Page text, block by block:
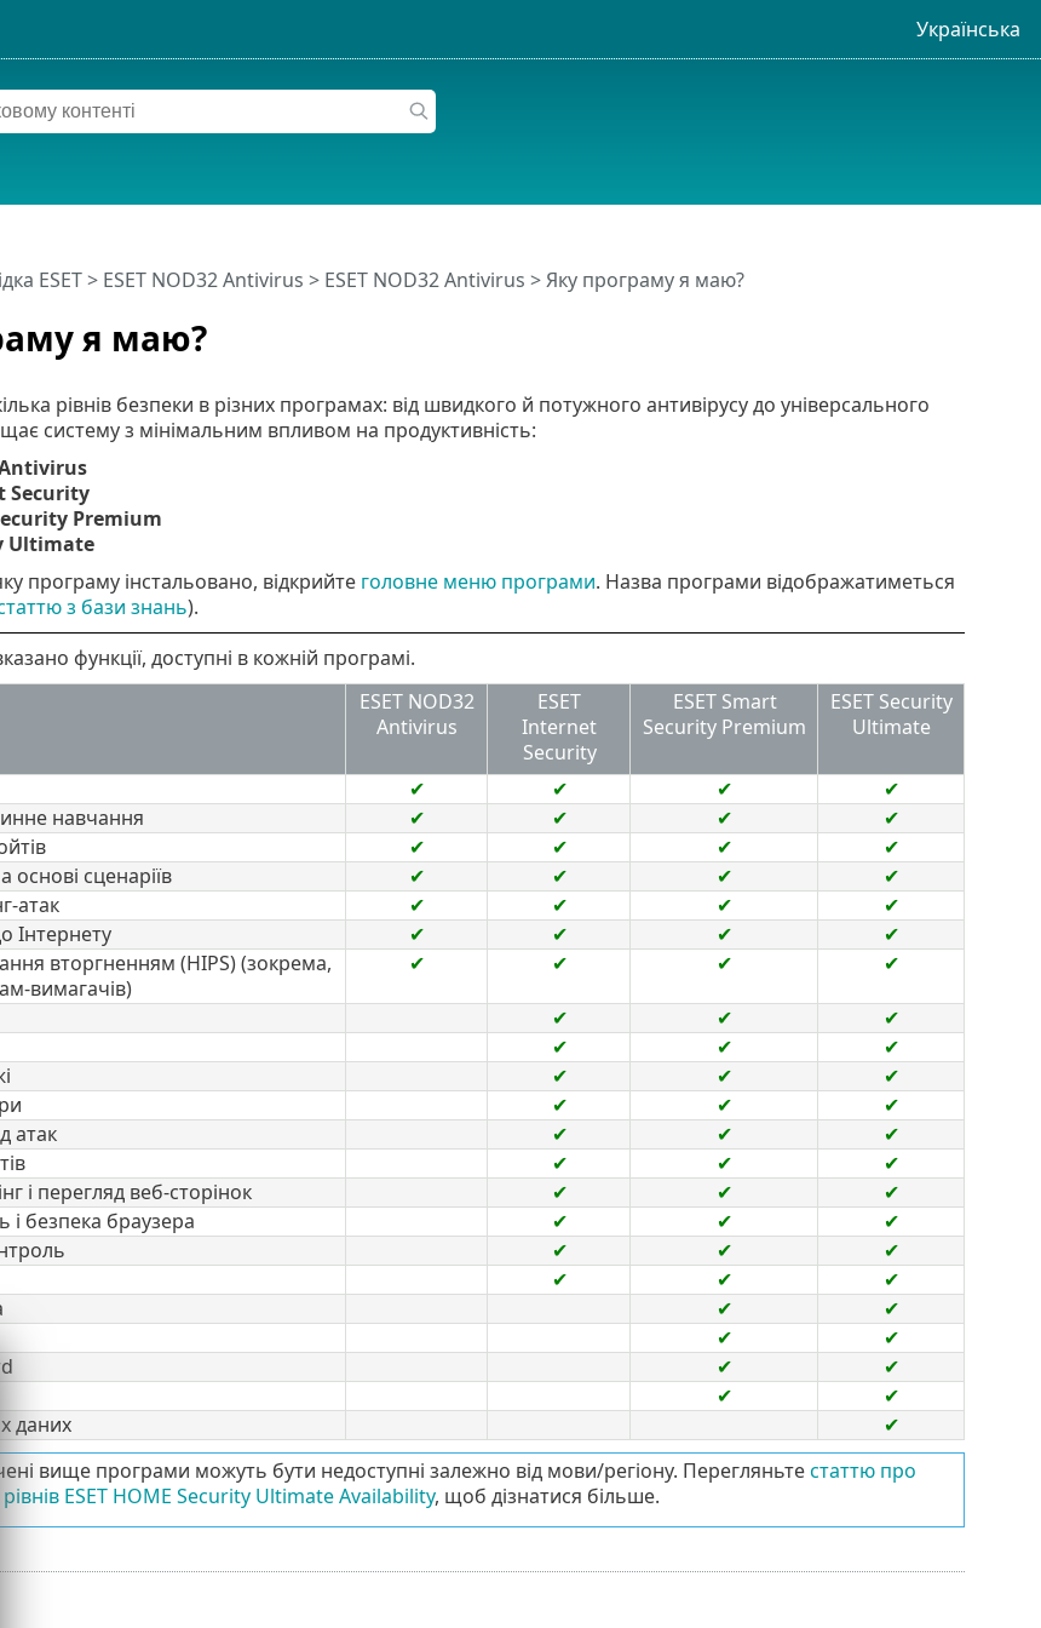
Українська
я маю?
ESET> ESET NOD32 Antivirus > ESET NOD32 Antivirus > Яку програму я маю?
рівнів безпеки в різних програмах: від швидкого й потужного антивірусу до універсального
систему з мінімальним впливом на продуктивність:
Antivirus
Security
Premium
Ultimate
програму інстальовано, відкрийте головне меню програми. Назва програми відображатиметься
з бази знань).
функції, доступні в кожній програмі.
ESET NOD32
Antivirus
ESET
Internet
Security
ESET Smart
Security Premium
ESET Security
Ultimate
✔ ✔ ✔
✔
навчання
✔ ✔ ✔
✔
✔ ✔ ✔
✔
основі сценаріїв
✔ ✔ ✔
✔
атак
✔ ✔ ✔
✔
Інтернету
✔ ✔ ✔
✔
вторгненням (HIPS) (зокрема,
вимагачів)
✔ ✔ ✔ ✔
✔ ✔
✔
✔ ✔
✔
✔ ✔
✔
✔ ✔
✔
атак
✔ ✔
✔
✔ ✔
✔
і перегляд веб-сторінок
✔ ✔
✔
і безпека браузера
✔ ✔
✔
✔ ✔
✔
✔ ✔
✔
✔
✔
✔
✔
✔
✔
✔
✔
даних
✔
вище програми можуть бути недоступні залежно від мови/регіону. Перегляньтестаттю про
рівнів ESET HOME Security Ultimate Availability, щоб дізнатися більше.